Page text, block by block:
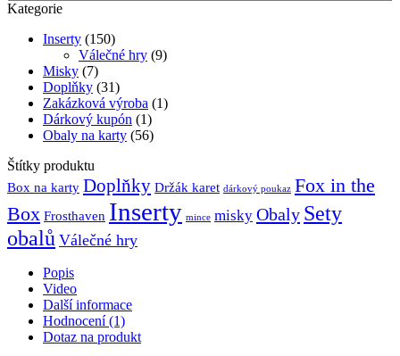
Kategorie
Inserty (150)
Válečné hry (9)
Misky (7)
Doplňky (31)
Zakázková výroba (1)
Dárkový kupón (1)
Obaly na karty (56)
Štítky produktu
Box na karty Doplňky Držák karet dárkový poukaz Fox in the
Box Frosthaven Inserty mince misky Obaly Sety
obalů Válečné hry
Popis
Video
Další informace
Hodnocení (1)
Dotaz na produkt